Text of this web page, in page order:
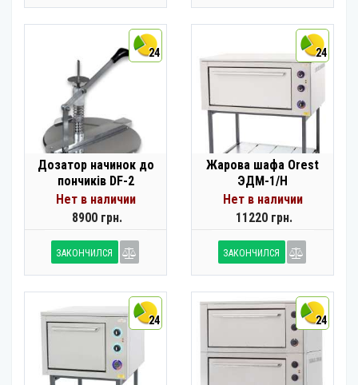
24
Дозатор начинок до
пончиків DF-2
Нет в наличии
8900 грн.
ЗАКОНЧИЛСЯ
24
Жарова шафа Orest
ЭДМ-1/Н
Нет в наличии
11220 грн.
ЗАКОНЧИЛСЯ
24 24